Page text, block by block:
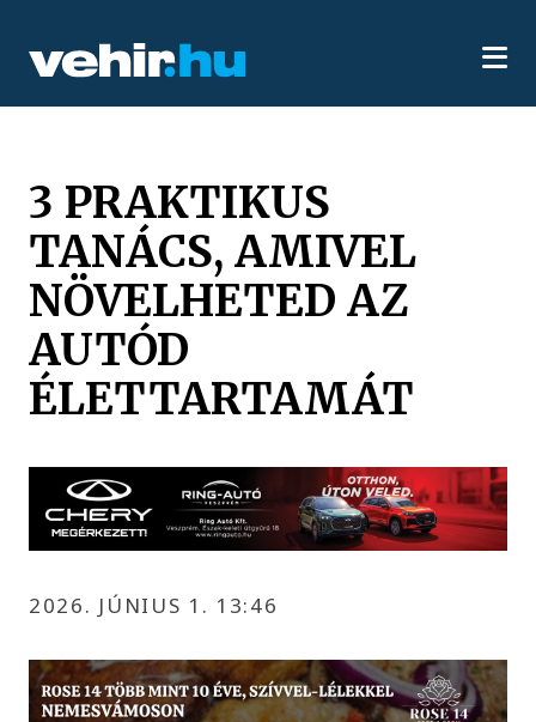
3 PRAKTIKUS
TANÁCS, AMIVEL
NÖVELHETED AZ
AUTÓD
ÉLETTARTAMÁT
2026. JÚNIUS 1. 13:46